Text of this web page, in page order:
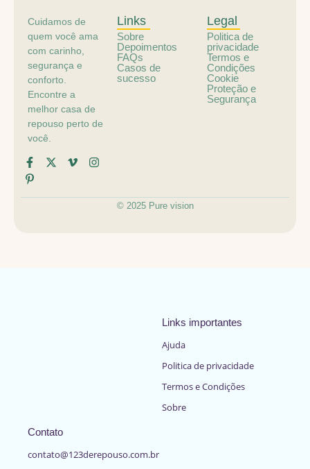
Cuidamos de
quem você ama
com carinho,
segurança e
conforto.
Encontre a
melhor casa de
repouso perto de
você.
Links
Sobre
Depoimentos
FAQs
Casos de
sucesso
Legal
Politica de
privacidade
Termos e
Condições
Cookie
Proteção e
Segurança
© 2025 Pure vision
Links importantes
Ajuda
Politica de privacidade
Termos e Condições
Sobre
Contato
contato@123derepouso.com.br